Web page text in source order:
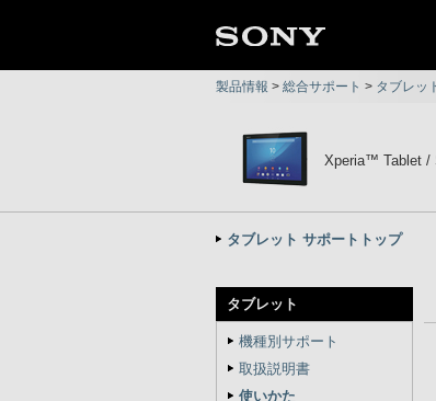
製品情報 > 総合サポート > タブレッ
Xperia™ Tablet /
タブレット サポートトップ
タブレット
機種別サポート
取扱説明書
使いかた